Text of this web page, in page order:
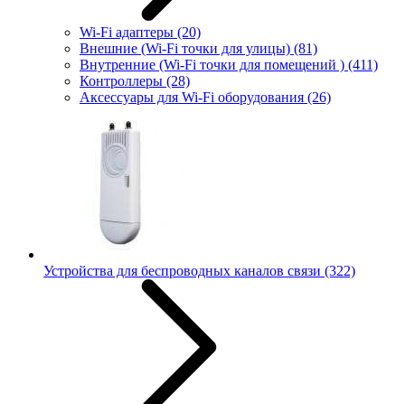
Wi-Fi адаптеры (20)
Внешние (Wi-Fi точки для улицы) (81)
Внутренние (Wi-Fi точки для помещений ) (411)
Контроллеры (28)
Аксессуары для Wi-Fi оборудования (26)
Устройства для беспроводных каналов связи (322)